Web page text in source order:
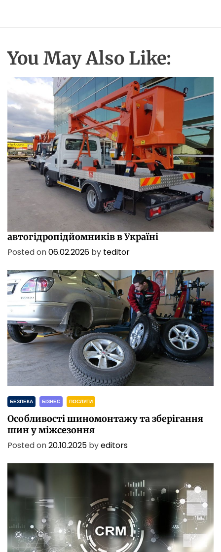
You May Also Like:
Характеристики і сфери застосування
автогідропідйомників в Україні
Posted on06.02.2026 by teditor
БЕЗПЕКА БІЗНЕС ПОСЛУГИ
Особливості шиномонтажу та зберігання
шин у міжсезоння
Posted on20.10.2025 byeditors